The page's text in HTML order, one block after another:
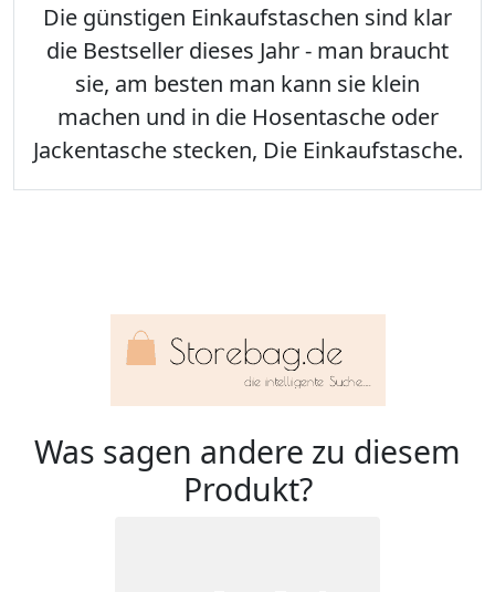
Die günstigen Einkaufstaschen sind klar
die Bestseller dieses Jahr - man braucht
sie, am besten man kann sie klein
machen und in die Hosentasche oder
Jackentasche stecken, Die Einkaufstasche.
Was sagen andere zu diesem
Produkt?